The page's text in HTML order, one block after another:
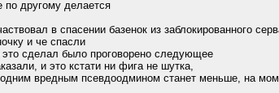
по другому делается
в спасении базенок из заблокированного
и че спасли
это сделал было проговорено следующее
и это кстати ни фига не шутка,
одним вредным псевдоодмином станет меньше, на